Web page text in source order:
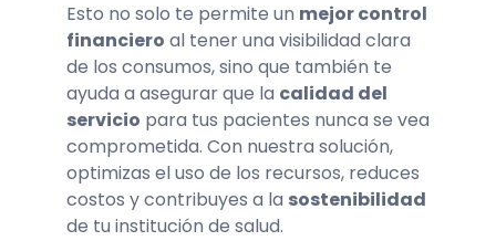
Esto no solo te permite un mejor control
financiero al tener una visibilidad clara
de los consumos, sino que también te
ayuda a asegurar que la calidad del
servicio para tus pacientes nunca se vea
comprometida. Con nuestra solución,
optimizas el uso de los recursos, reduces
costos y contribuyes a la sostenibilidad
de tu institución de salud.